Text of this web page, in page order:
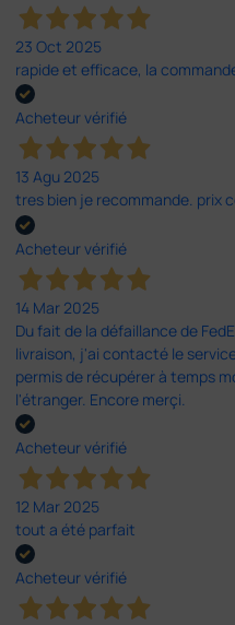
23 Oct 2025
rapide et efficace, la
Acheteur vérifié
13 Agu 2025
tres bien je recommande. prix
Acheteur vérifié
14 Mar 2025
Du fait de la défaillance de
livraison, j'ai contacté le
permis de récupérer à temps
l'étranger. Encore merçi.
Acheteur vérifié
12 Mar 2025
tout a été parfait
Acheteur vérifié